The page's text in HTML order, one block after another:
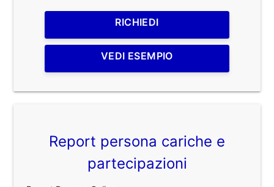
RICHIEDI
VEDI ESEMPIO
Report persona cariche e
partecipazioni